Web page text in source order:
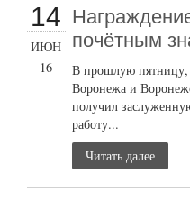
14
ИЮН
16
почётным
В прошлую пятницу,
Воронежа и
получил
работу...
Читать далее